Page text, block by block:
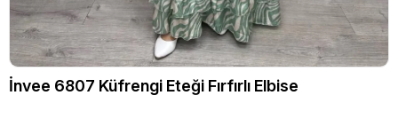
İnvee 6807 Küfrengi Eteği Fırfırlı Elbise